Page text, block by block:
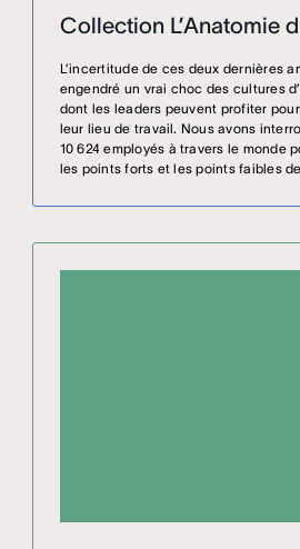
Collection L’Anatomie
L’incertitude de ces deux dernières
engendré un vrai choc des cultures
dont les leaders peuvent profiter
leur lieu de travail. Nous avons
10 624 employés à travers le monde
les points forts et les points faibles